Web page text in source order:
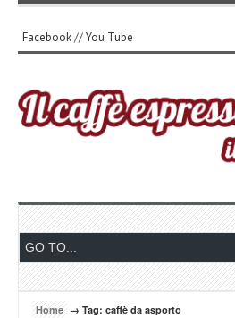
Facebook//You Tube
Home → Tag: caffè da asporto